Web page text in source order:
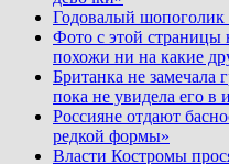
Годовалый шопоголик
Фото с этой
похожи ни на какие
Британка не замечала
пока не увидела его в
Россияне отдают
редкой формы»
Власти Костромы